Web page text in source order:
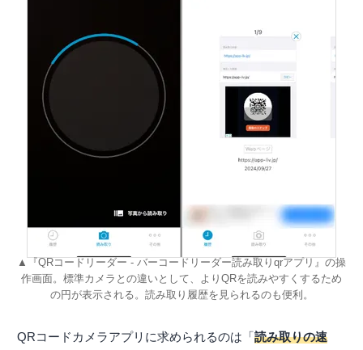
▲『QRコードリーダー - バーコードリーダー読み取りqrアプリ』の操
作画面。標準カメラとの違いとして、よりQRを読みやすくするため
の円が表示される。読み取り履歴を見られるのも便利。
QRコードカメラアプリに求められるのは「読み取りの速